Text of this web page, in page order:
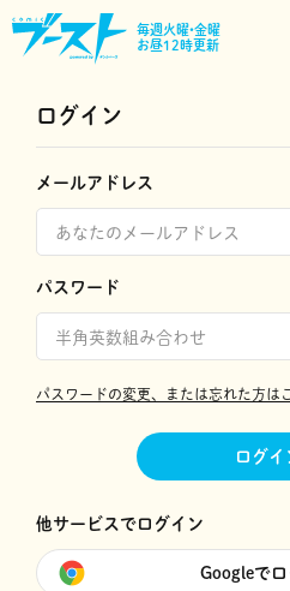
毎週火曜•金曜
お昼12時更新
ログイン
メールアドレス
パスワード
パスワードの変更、または忘れた方は
ログイ
他サービスでログイン
Googleで